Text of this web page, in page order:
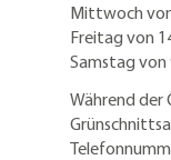
Mittwoch
Freitag von
Samstag von
Während der